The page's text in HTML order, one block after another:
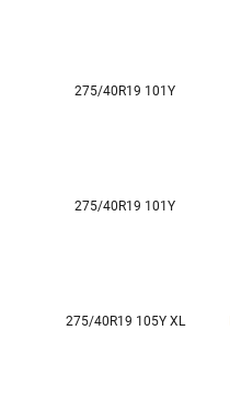
275/40R19 101Y
275/40R19 101Y
275/40R19 105Y XL